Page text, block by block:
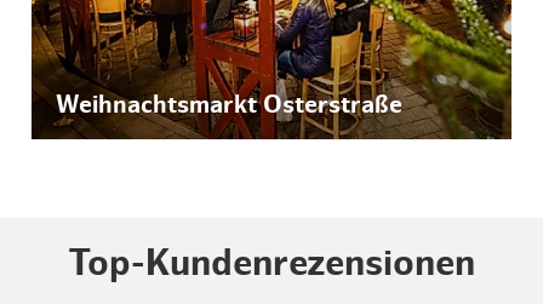
Weihnachtsmarkt Osterstraße
Top-Kundenrezensionen